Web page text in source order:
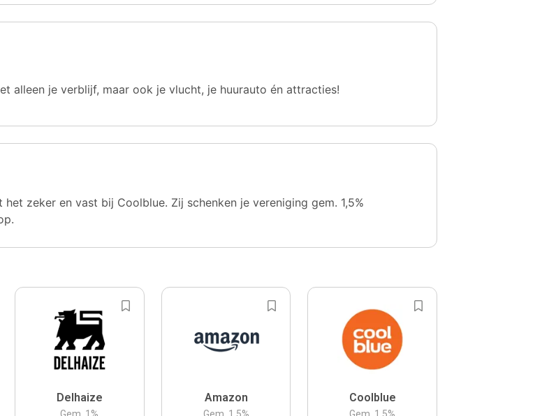
alleen je verblijf, maar ook je vlucht, je huurauto én attracties!
zeker en vast bij Coolblue. Zij schenken je vereniging gem. 1,5%
Delhaize Amazon Coolblue